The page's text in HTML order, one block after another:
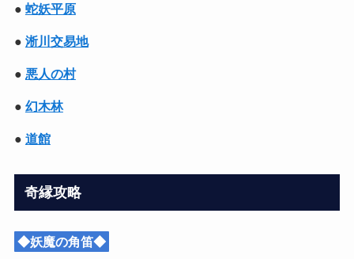
● 蛇妖平原
● 淅川交易地
● 悪人の村
● 幻木林
● 道館
奇縁攻略
◆妖魔の角笛◆